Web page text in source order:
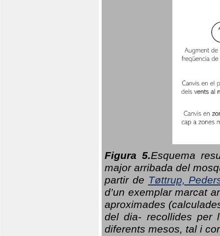
Figura 5.Esquema
major arribada del
partir de Tøttrup,
d’un exemplar marcat
aproximades
del dia- recollides per
diferents mesos, tal i